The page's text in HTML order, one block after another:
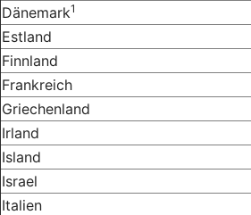
Dänemark1
Estland
Finnland
Frankreich
Griechenland
Irland
Island
Israel
Italien